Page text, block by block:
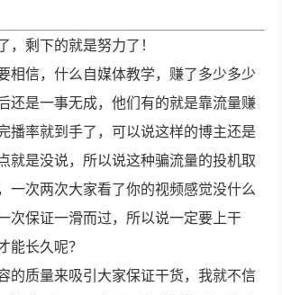
，剩下的就是努力了！
相信，什么自媒体教学，赚了多少多少
还是一事无成，他们有的就是靠流量赚
播率就到手了，可以说这样的博主还是
就是没说，所以说这种骗流量的投机取
一次两次大家看了你的视频感觉没什么
次保证一滑而过，所以说一定要上干
能长久呢？
的质量来吸引大家保证干货，我就不信